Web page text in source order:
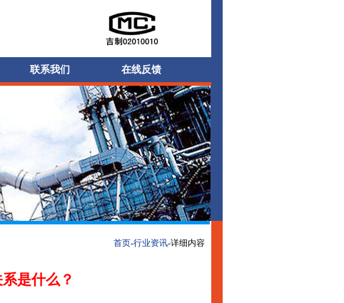
联系我们 在线反馈
首页-行业资讯-详细内容
是什么？